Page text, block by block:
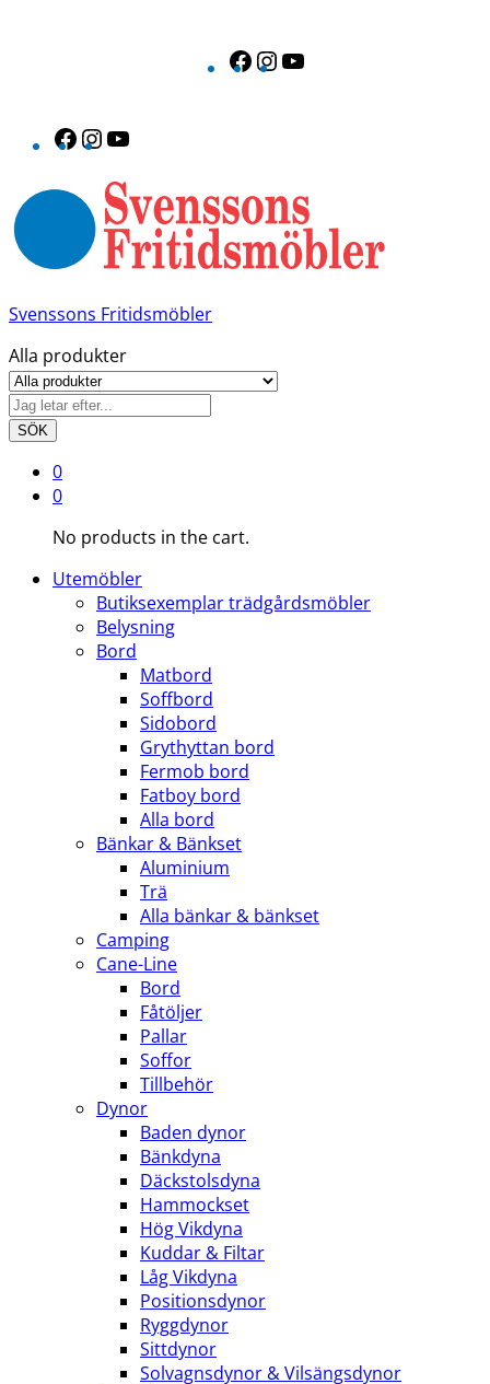
Facebook
Instagram
Facebook
Instagram
Svenssons Fritidsmöbler
Alla produkter
SÖK
0
0
No products in the cart.
Utemöbler
Butiksexemplar trädgårdsmöbler
Belysning
Bord
Matbord
Soffbord
Sidobord
Grythyttan bord
Fermob bord
Fatboy bord
Alla bord
Bänkar & Bänkset
Aluminium
Trä
Alla bänkar & bänkset
Camping
Cane-Line
Bord
Fåtöljer
Pallar
Soffor
Tillbehör
Dynor
Baden dynor
Bänkdyna
Däckstolsdyna
Hammockset
Hög Vikdyna
Kuddar & Filtar
Låg Vikdyna
Positionsdynor
Ryggdynor
Sittdynor
Solvagnsdynor & Vilsängsdynor